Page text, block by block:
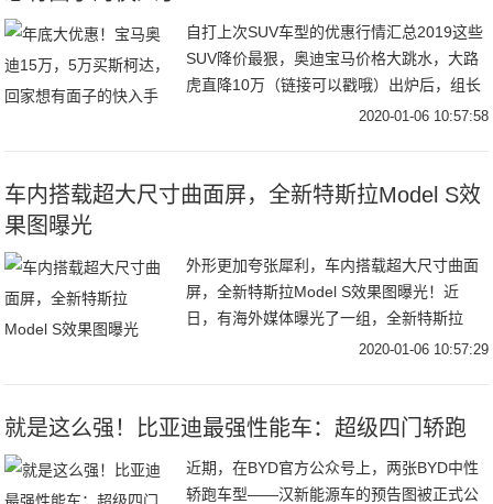
自打上次SUV车型的优惠行情汇总2019这些
SUV降价最狠，奥迪宝马价格大跳水，大路
虎直降10万（链接可以戳哦）出炉后，组长
在后台又收到了大量的留言，这回倒是没有
2020-01-06 10:57:58
车内搭载超大尺寸曲面屏，全新特斯拉Model S效
果图曝光
外形更加夸张犀利，车内搭载超大尺寸曲面
屏，全新特斯拉Model S效果图曝光！近
日，有海外媒体曝光了一组，全新特斯拉
Model S效果图，新车采用最新设计风格，
2020-01-06 10:57:29
就是这么强！比亚迪最强性能车：超级四门轿跑
近期，在BYD官方公众号上，两张BYD中性
轿跑车型——汉新能源车的预告图被正式公